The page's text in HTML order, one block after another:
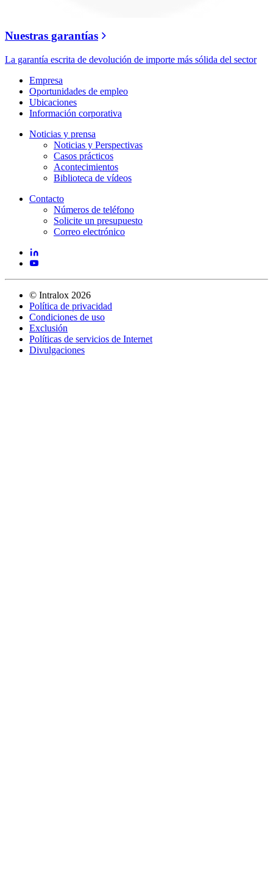
Nuestras garantías
La garantía escrita de devolución de importe más sólida del sector
Empresa
Oportunidades de empleo
Ubicaciones
Información corporativa
Noticias y prensa
Noticias y Perspectivas
Casos prácticos
Acontecimientos
Biblioteca de vídeos
Contacto
Números de teléfono
Solicite un presupuesto
Correo electrónico
© Intralox 2026
Política de privacidad
Condiciones de uso
Exclusión
Políticas de servicios de Internet
Divulgaciones